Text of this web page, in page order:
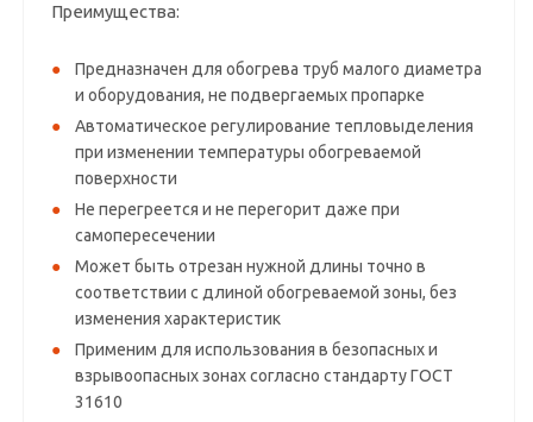
Преимущества:
Предназначен для обогрева труб малого диаметра
и оборудования, не подвергаемых пропарке
Автоматическое регулирование тепловыделения
при изменении температуры обогреваемой
поверхности
Не перегреется и не перегорит даже при
самопересечении
Может быть отрезан нужной длины точно в
соответствии с длиной обогреваемой зоны, без
изменения характеристик
Применим для использования в безопасных и
взрывоопасных зонах согласно стандарту ГОСТ
31610